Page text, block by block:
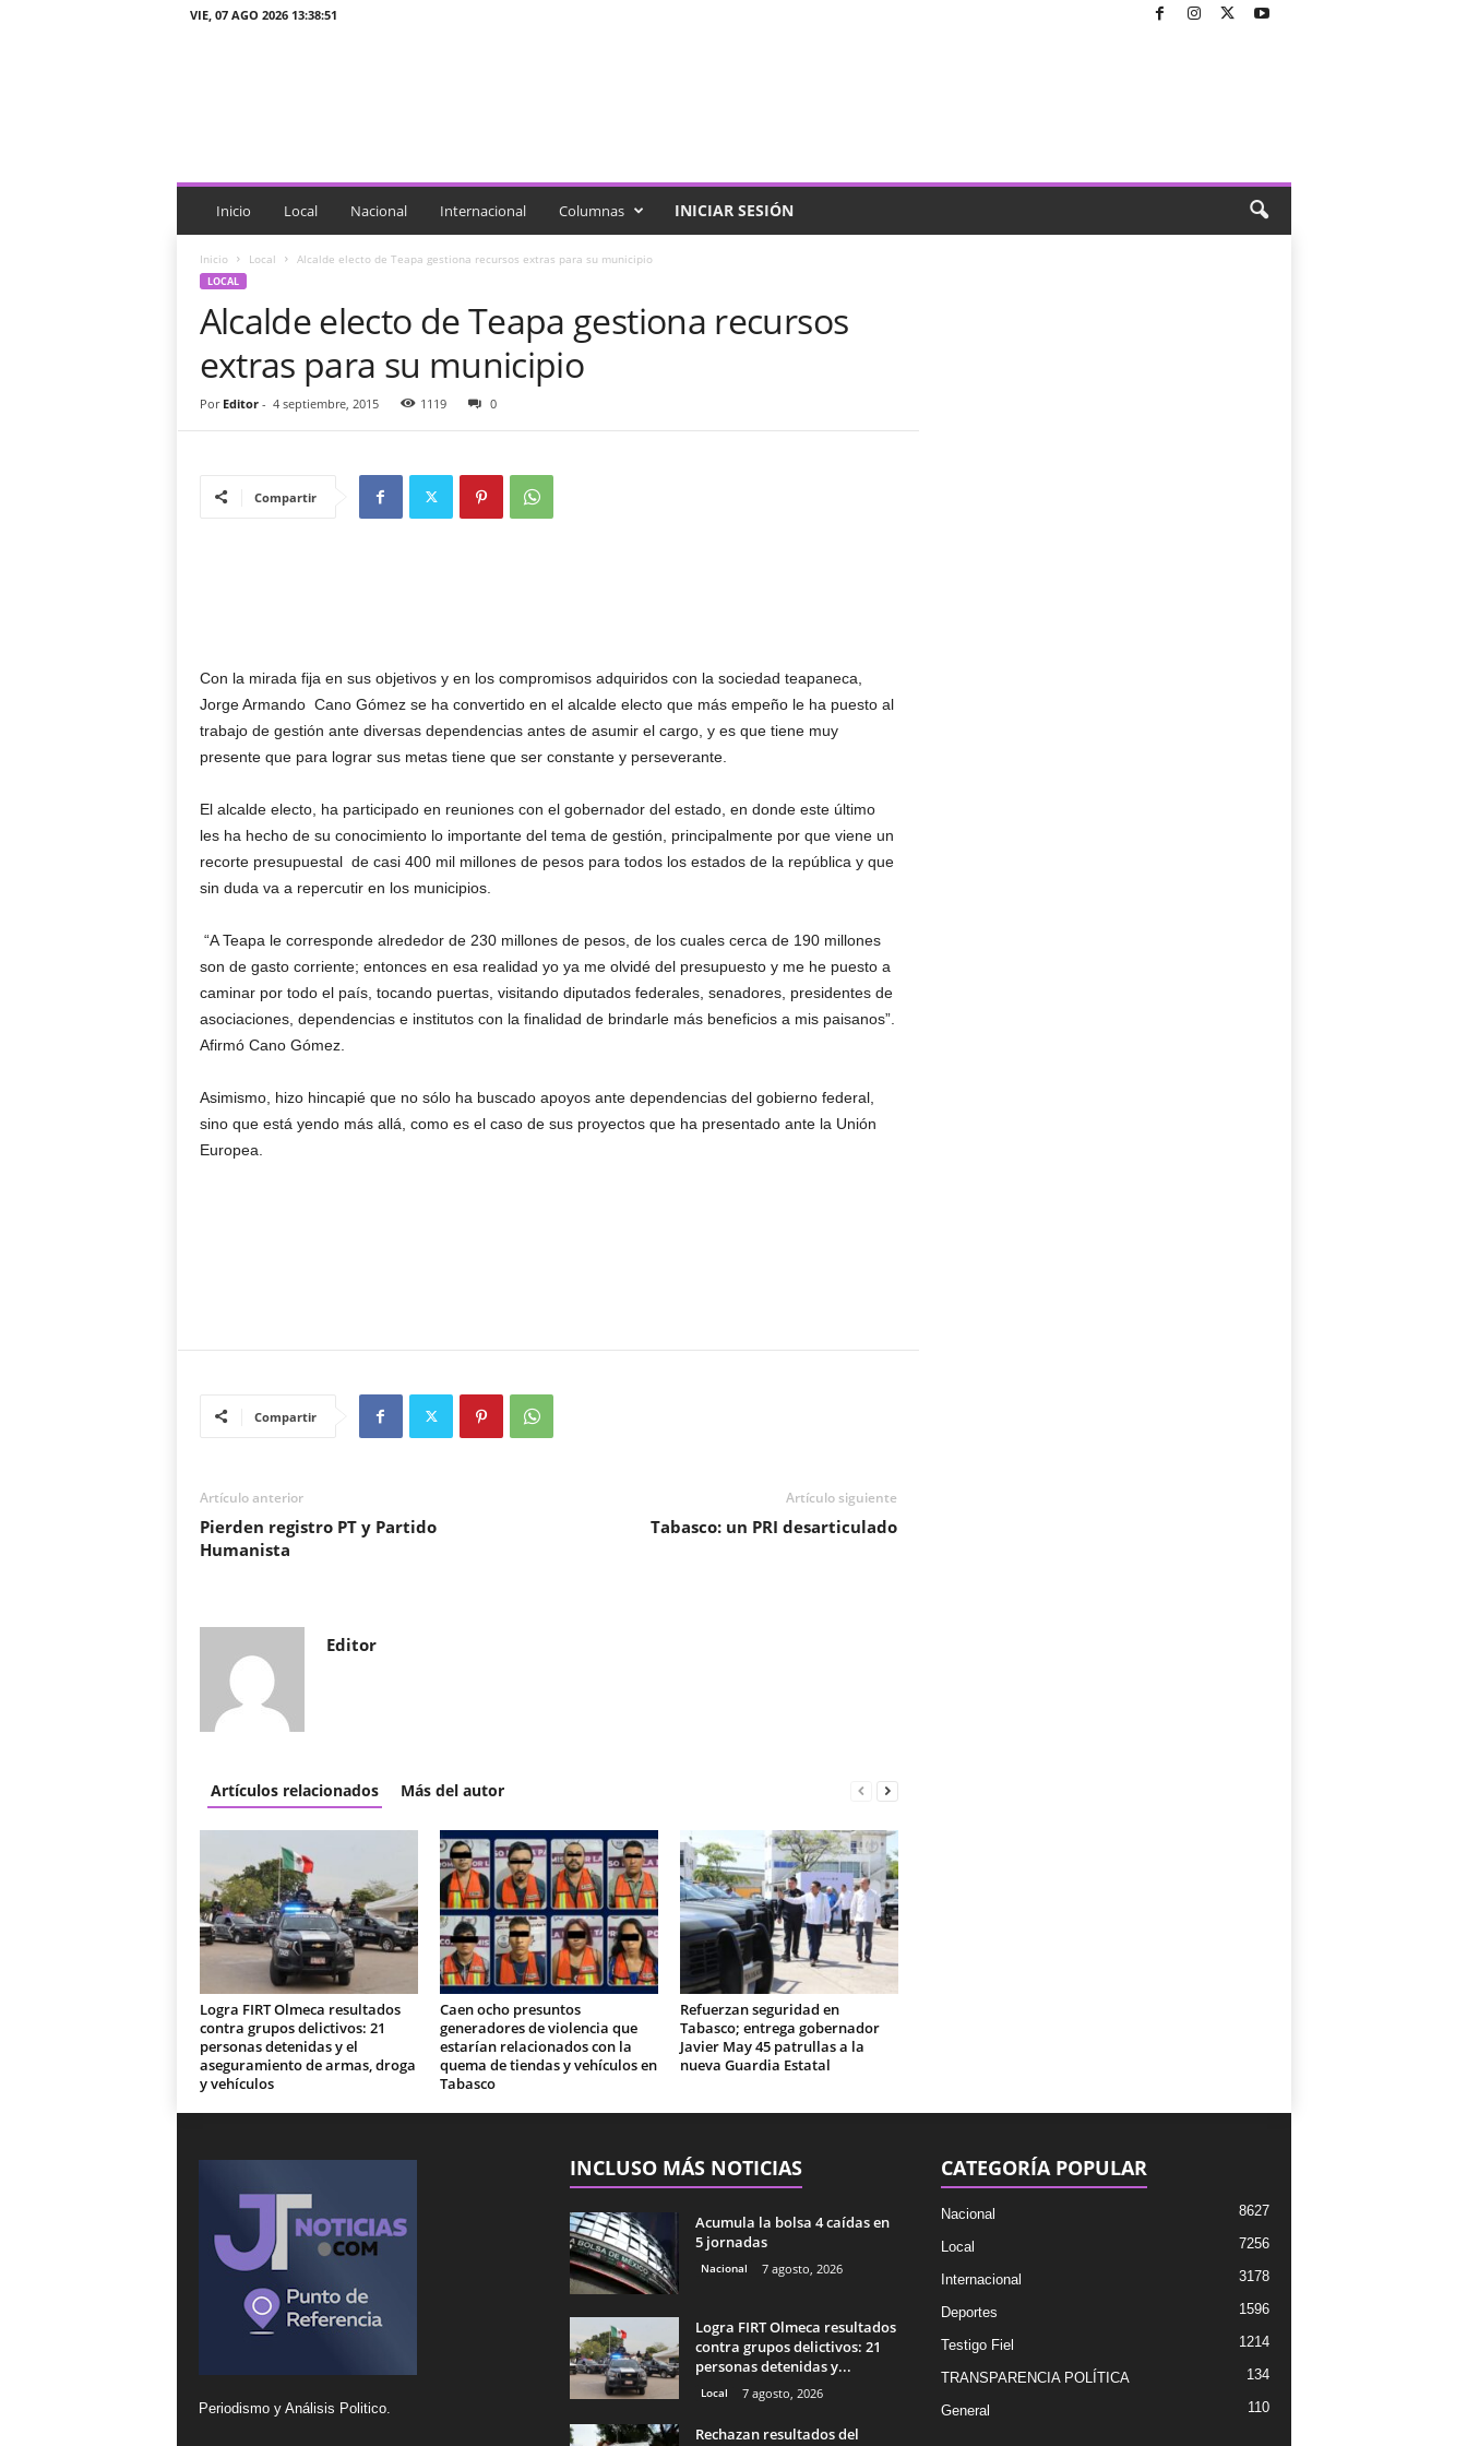
VIE, 07 AGO 2026 13:38:51
c
a
Inicio Local Nacional Internacional Columnas INICIAR SESIÓN
Inicio Local Alcalde electo de Teapa gestiona recursos extras para su municipio
LOCAL
Alcalde electo de Teapa gestiona recursos
extras para su municipio
Por Editor- 4 septiembre, 2015 1119 0
Compartir
Con la mirada fija en sus objetivos y en los compromisos adquiridos con la sociedad teapaneca,
Jorge Armando Cano Gómez se ha convertido en el alcalde electo que más empeño le ha puesto al
trabajo de gestión ante diversas dependencias antes de asumir el cargo, y es que tiene muy
presente que para lograr sus metas tiene que ser constante y perseverante.
El alcalde electo, ha participado en reuniones con el gobernador del estado, en donde este último
les ha hecho de su conocimiento lo importante del tema de gestión, principalmente por que viene un
recorte presupuestal de casi 400 mil millones de pesos para todos los estados de la república y que
sin duda va a repercutir en los municipios.
“A Teapa le corresponde alrededor de 230 millones de pesos, de los cuales cerca de 190 millones
son de gasto corriente; entonces en esa realidad yo ya me olvidé del presupuesto y me he puesto a
caminar por todo el país, tocando puertas, visitando diputados federales, senadores, presidentes de
asociaciones, dependencias e institutos con la finalidad de brindarle más beneficios a mis paisanos”.
Afirmó Cano Gómez.
Asimismo, hizo hincapié que no sólo ha buscado apoyos ante dependencias del gobierno federal,
sino que está yendo más allá, como es el caso de sus proyectos que ha presentado ante la Unión
Europea.
Compartir
Artículo anterior
Pierden registro PT y Partido
Humanista
Artículo siguiente
Tabasco: un PRI desarticulado
Editor
Artículos relacionados Más del autor
Logra FIRT Olmeca resultados
contra grupos delictivos: 21
personas detenidas y el
aseguramiento de armas, droga
y vehículos
Caen ocho presuntos
generadores de violencia que
estarían relacionados con la
quema de tiendas y vehículos en
Tabasco
Refuerzan seguridad en
Tabasco; entrega gobernador
Javier May 45 patrullas a la
nueva Guardia Estatal
Periodismo y Análisis Politico.
INCLUSO MÁS NOTICIAS
Acumula la bolsa 4 caídas en
5 jornadas
Nacional 7 agosto, 2026
Logra FIRT Olmeca resultados
contra grupos delictivos: 21
personas detenidas y...
Local 7 agosto, 2026
Rechazan resultados del
CATEGORÍA POPULAR
Nacional 8627
Local 7256
Internacional 3178
Deportes 1596
Testigo Fiel 1214
TRANSPARENCIA POLÍTICA 134
General 110